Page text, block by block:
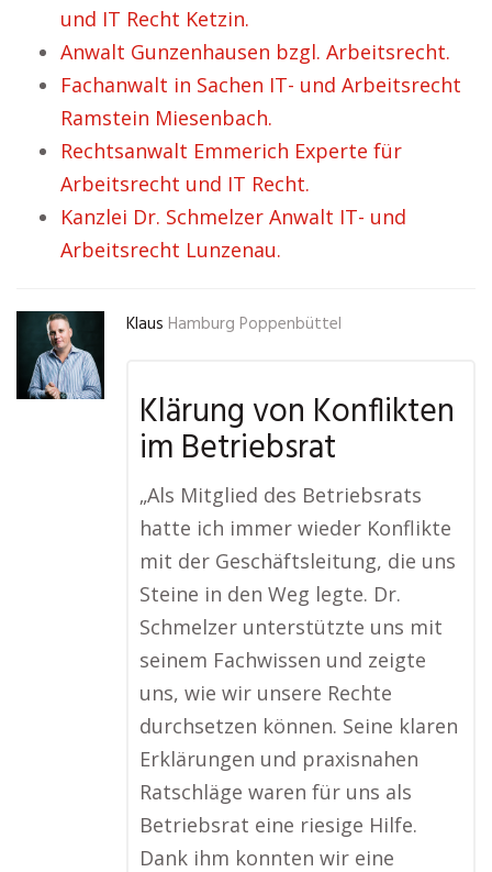
und IT Recht Ketzin.
Anwalt Gunzenhausen bzgl. Arbeitsrecht.
Fachanwalt in Sachen IT- und Arbeitsrecht
Ramstein Miesenbach.
Rechtsanwalt Emmerich Experte für
Arbeitsrecht und IT Recht.
Kanzlei Dr. Schmelzer Anwalt IT- und
Arbeitsrecht Lunzenau.
Klaus Hamburg Poppenbüttel
Klärung von Konflikten
im Betriebsrat
„Als Mitglied des Betriebsrats
hatte ich immer wieder Konflikte
mit der Geschäftsleitung, die uns
Steine in den Weg legte. Dr.
Schmelzer unterstützte uns mit
seinem Fachwissen und zeigte
uns, wie wir unsere Rechte
durchsetzen können. Seine klaren
Erklärungen und praxisnahen
Ratschläge waren für uns als
Betriebsrat eine riesige Hilfe.
Dank ihm konnten wir eine